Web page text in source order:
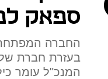
ספאק לפי 1.4
החברה המפתחת
בעזרת חברת
המנכ"ל עומר